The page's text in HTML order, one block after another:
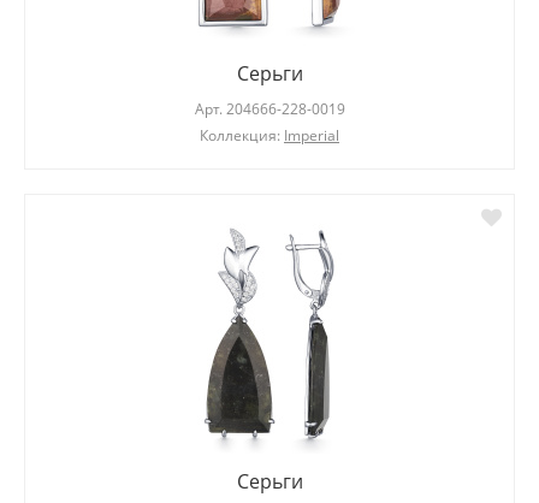
Серьги
Арт. 204666-228-0019
Коллекция: Imperial
Серьги